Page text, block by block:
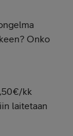
Onko
kk
laitetaan